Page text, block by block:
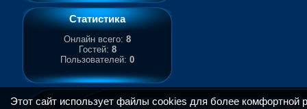
Статистика
Онлайн всего: 8
Гостей: 8
Пользователей: 0
Этот сайт использует файлы cookies для более комфортной